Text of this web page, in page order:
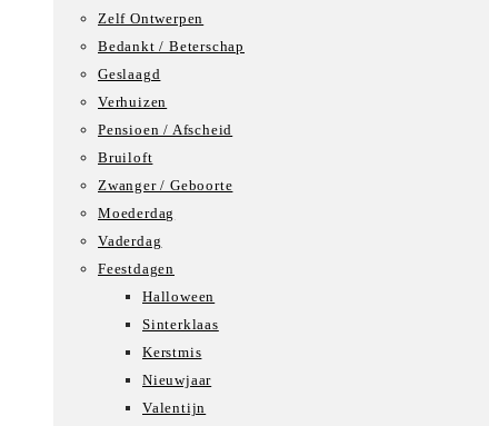
Zelf Ontwerpen
Bedankt / Beterschap
Geslaagd
Verhuizen
Pensioen / Afscheid
Bruiloft
Zwanger / Geboorte
Moederdag
Vaderdag
Feestdagen
Halloween
Sinterklaas
Kerstmis
Nieuwjaar
Valentijn